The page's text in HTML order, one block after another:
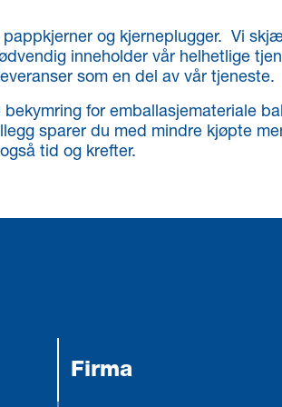
pappkjerner og kjerneplugger. Vi
inneholder vår helhetlige
som en del av vår tjeneste.
bekymring for emballasjemateriale
sparer du med mindre kjøpte
tid og krefter.
Firma